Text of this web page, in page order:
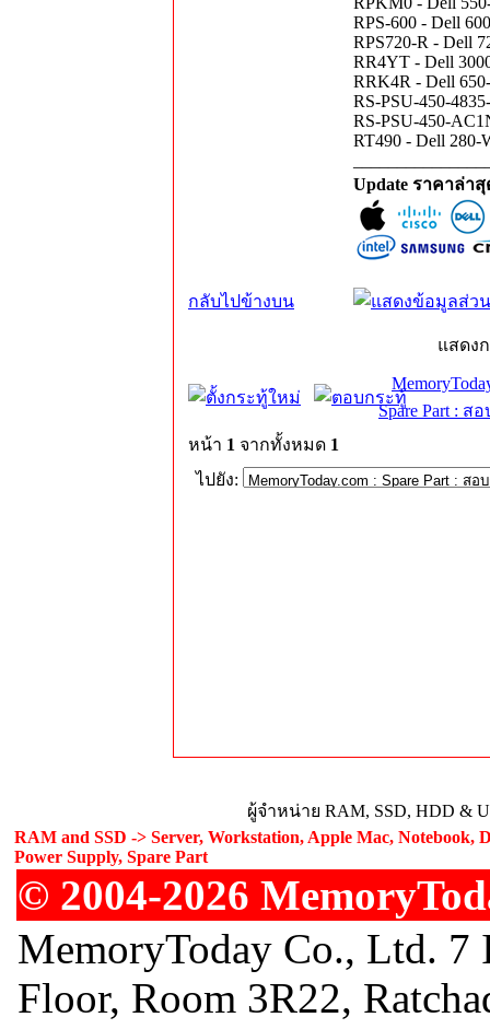
RPS-600 - Dell
RPS720-R - Dell
RR4YT - Dell
RRK4R - Dell
RS-PSU-450-
RS-PSU-450-
RT490 - Dell 280-
Update ราคาล่า
กลับไปข้างบน
แสดง
Spare Part : ส
หน้า 1 จากทั้งหมด 1
ไปยัง:
ผู้จำหน่าย RAM, SSD, HDD &
RAM and SSD -> Server, Workstation, Apple Mac, Notebook,
Power Supply, Spare Part
© 2004-2026
MemoryToday Co., Ltd.
Floor, Room 3R22,